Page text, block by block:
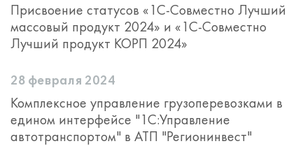
Присвоение статусов «1С-Совместно Лучший
массовый продукт 2024» и «1С-Совместно
Лучший продукт КОРП 2024»
28 февраля 2024
Комплексное управление грузоперевозками в
едином интерфейсе "1С:Управление
автотранспортом" в АТП "Регионинвест"